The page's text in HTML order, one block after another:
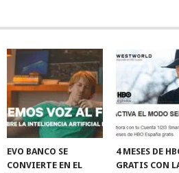
EVO BANCO SE
CONVIERTE EN EL
4 MESES DE
GRATIS CON